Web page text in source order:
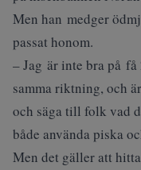
Men han medger
passat honom.
– Jag är inte bra på
samma riktning, och
och säga till folk vad
både använda piska
Men det gäller att